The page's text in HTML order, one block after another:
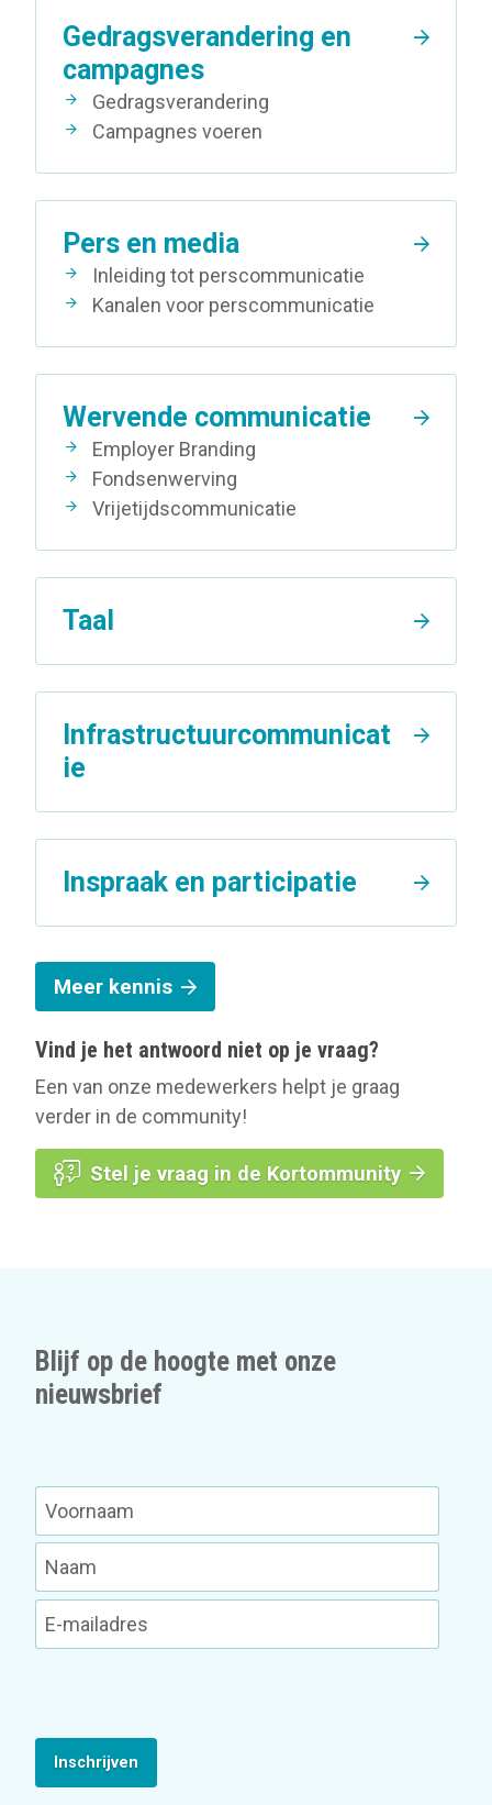
Gedragsverandering en
campagnes
Gedragsverandering
Campagnes voeren
Pers en media
Inleiding tot perscommunicatie
Kanalen voor perscommunicatie
Wervende communicatie
Employer Branding
Fondsenwerving
Vrijetijdscommunicatie
Taal
Infrastructuurcommunicat
ie
Inspraak en participatie
Meer kennis
Vind je het antwoord niet op je vraag?
Een van onze medewerkers helpt je graag
verder in de community!
Stel je vraag in de Kortommunity
Blijf op de hoogte met onze
nieuwsbrief
Inschrijven